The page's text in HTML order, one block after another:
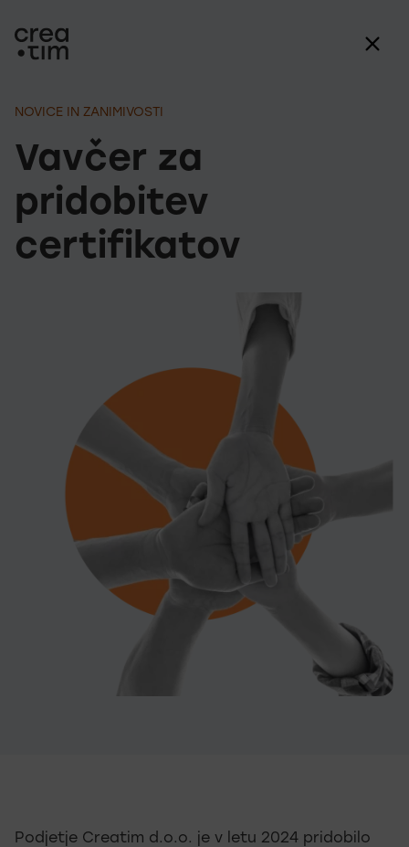
NOVICE IN ZANIMIVOSTI
Vavčer za
pridobitev
certifikatov
Podjetje Creatim d.o.o. je v letu 2024 pridobilo